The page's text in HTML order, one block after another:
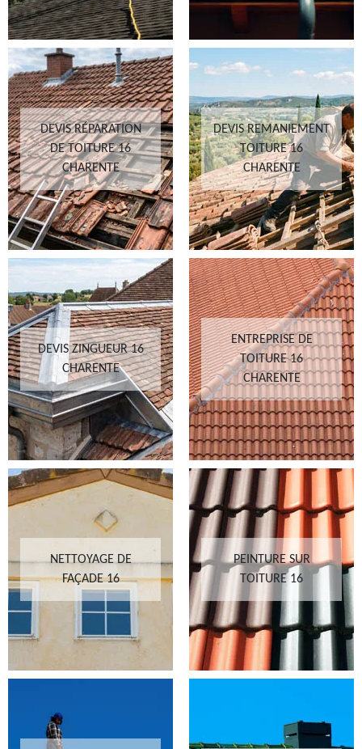
DEVIS RÉPARATION
DE TOITURE 16
CHARENTE
DEVIS REMANIEMENT
TOITURE 16
CHARENTE
DEVIS ZINGUEUR 16
CHARENTE
ENTREPRISE DE
TOITURE 16
CHARENTE
NETTOYAGE DE
FAÇADE 16
PEINTURE SUR
TOITURE 16